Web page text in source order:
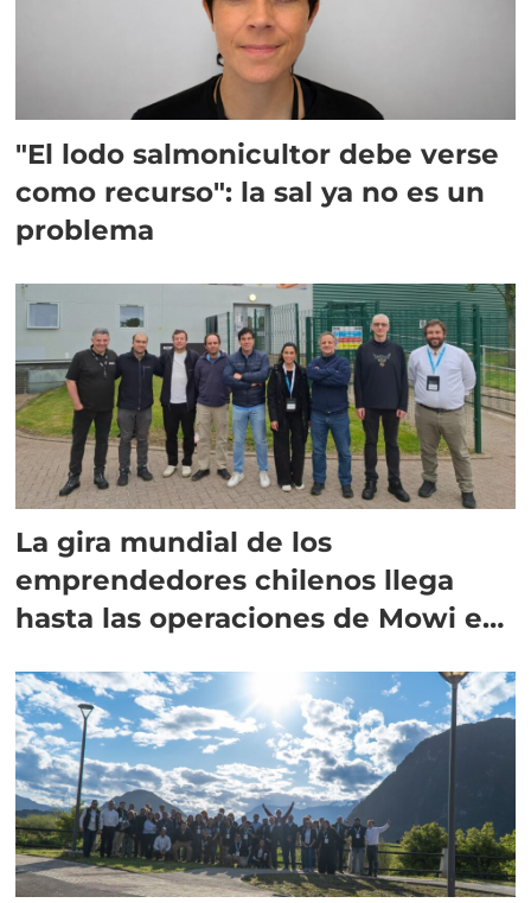
"El lodo salmonicultor debe verse
como recurso": la sal ya no es un
problema
La gira mundial de los
emprendedores chilenos llega
hasta las operaciones de Mowi en